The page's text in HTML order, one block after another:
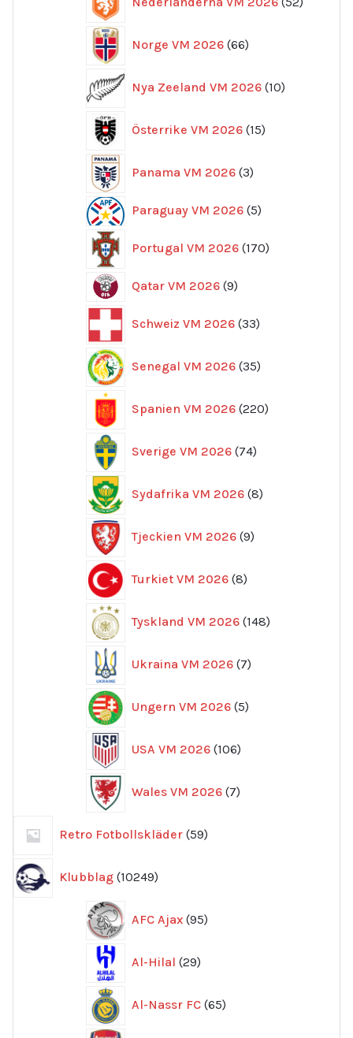
Norge VM 2026 66
produkter
Nya Zeeland VM 2026 10
produkter
Österrike VM 2026 15
produkter
Panama VM 2026 3
produkter
Paraguay VM 2026 55
Portugal VM 2026 170
produkter
Qatar VM 2026 99
Schweiz VM 2026 33
produkter
Senegal VM 2026 35
produkter
Spanien VM 2026 220
produkter
Sverige VM 2026 74
produkter
Sydafrika VM 2026 8
produkter
Tjeckien VM 2026 9
produkter
Turkiet VM 2026 8
produkter
Tyskland VM 2026 148
produkter
Ukraina VM 2026 7
produkter
Ungern VM 2026 5
produkter
USA VM 2026 106
produkter
Wales VM 2026 7
produkter
Retro Fotbollskläder 59
produkter
Klubblag 10249
produkter
AFC Ajax 95
produkter
Al-Hilal 29
produkter
Al-Nassr FC 65
produkter